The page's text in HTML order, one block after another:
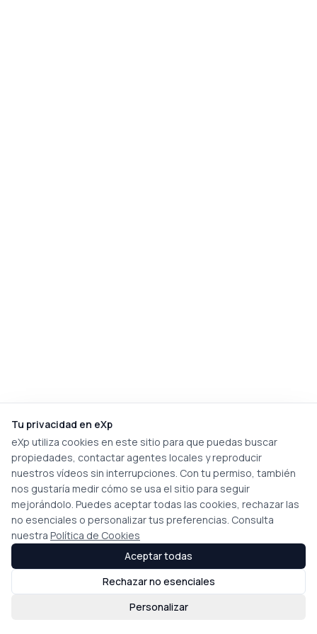
Tu privacidad en eXp
eXp utiliza cookies en este sitio para que puedas buscar
propiedades, contactar agentes locales y reproducir
nuestros vídeos sin interrupciones. Con tu permiso, también
nos gustaría medir cómo se usa el sitio para seguir
mejorándolo. Puedes aceptar todas las cookies, rechazar las
no esenciales o personalizar tus preferencias. Consulta
nuestra Política de Cookies
Personalizar
Rechazar no esenciales
Aceptar todas